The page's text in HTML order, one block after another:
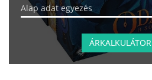
Alap adat egyezés
ÁRKALKULÁTOR